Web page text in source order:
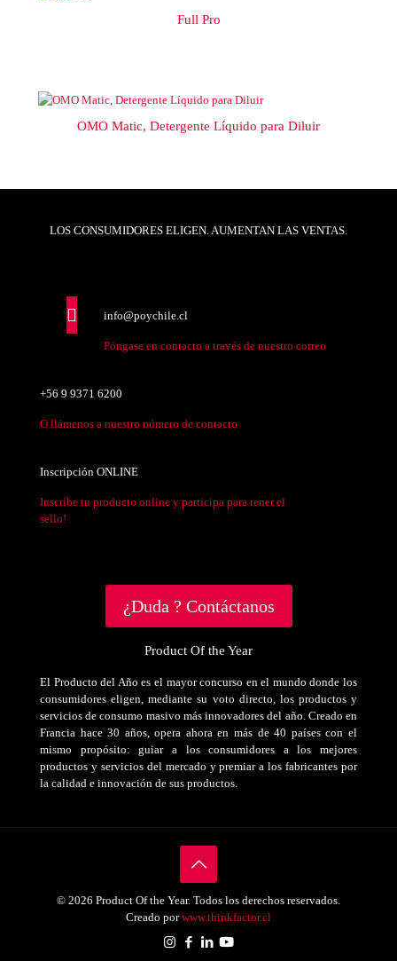
Full Pro
OMO Matic, Detergente Líquido para Diluir
LOS CONSUMIDORES ELIGEN. AUMENTAN LAS VENTAS.
info@poychile.cl
Póngase en contacto a través de nuestro correo
+56 9 9371 6200
O llámenos a nuestro número de contacto
Inscripción ONLINE
Inscribe tu producto online y participa para tener el
sello!
¿Duda ? Contáctanos
Product Of the Year
El Producto del Año es el mayor concurso en el mundo donde los
consumidores eligen, mediante su voto directo, los productos y
servicios de consumo masivo más innovadores del año. Creado en
Francia hace 30 años, opera ahora en más de 40 países con el
mismo propósito: guiar a los consumidores a los mejores
productos y servicios del mercado y premiar a los fabricantes por
la calidad e innovación de sus productos.
© 2026 Product Of the Year. Todos los derechos reservados.
Creado porwww.thinkfactor.cl